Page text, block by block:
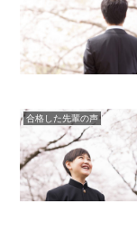
合格した先輩の声